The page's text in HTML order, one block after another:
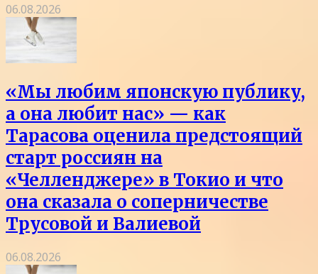
06.08.2026
«Мы любим японскую публику,
а она любит нас» — как
Тарасова оценила предстоящий
старт россиян на
«Челленджере» в Токио и что
она сказала о соперничестве
Трусовой и Валиевой
06.08.2026